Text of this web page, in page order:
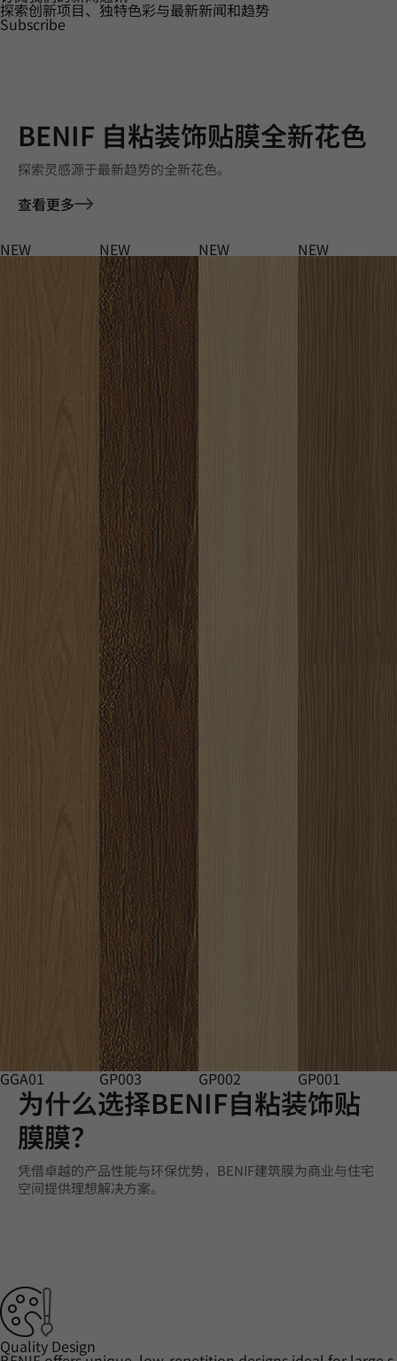
探索创新项目、独特色彩与最新新闻和趋势
Subscribe
BENIF 自粘装饰贴膜全新花色
探索灵感源于最新趋势的全新花色。
查看更多
NEW
GGA01
NEW
GP003
NEW
GP002
NEW
GP001
为什么选择BENIF自粘装饰贴
膜膜？
凭借卓越的产品性能与环保优势，BENIF建筑膜为商业与住宅
空间提供理想解决方案。
Quality Design